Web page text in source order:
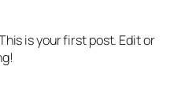
is your first post. Edit or